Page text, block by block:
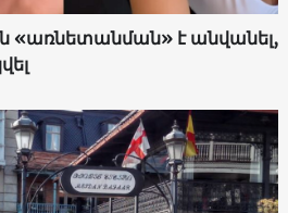
«առնետանման» է անվանել,